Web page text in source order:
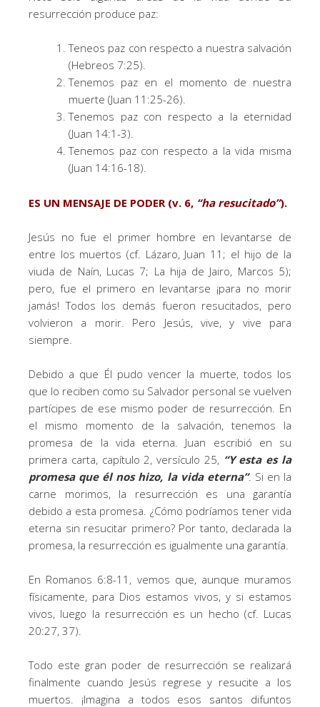
resurrección produce paz:
Teneos paz con respecto a nuestra salvación
(Hebreos 7:25).
Tenemos paz en el momento de nuestra
muerte (Juan 11:25-26).
Tenemos paz con respecto a la eternidad
(Juan 14:1-3).
Tenemos paz con respecto a la vida misma
(Juan 14:16-18).
ES UN MENSAJE DE PODER (v. 6, “ha resucitado”).
Jesús no fue el primer hombre en levantarse de
entre los muertos (cf. Lázaro, Juan 11; el hijo de la
viuda de Naín, Lucas 7; La hija de Jairo, Marcos 5);
pero, fue el primero en levantarse ¡para no morir
jamás! Todos los demás fueron resucitados, pero
volvieron a morir. Pero Jesús, vive, y vive para
siempre.
Debido a que Él pudo vencer la muerte, todos los
que lo reciben como su Salvador personal se vuelven
partícipes de ese mismo poder de resurrección. En
el mismo momento de la salvación, tenemos la
promesa de la vida eterna. Juan escribió en su
primera carta, capítulo 2, versículo 25, “Y esta es la
promesa que él nos hizo, la vida eterna”. Si en la
carne morimos, la resurrección es una garantía
debido a esta promesa. ¿Cómo podríamos tener vida
eterna sin resucitar primero? Por tanto, declarada la
promesa, la resurrección es igualmente una garantía.
En Romanos 6:8-11, vemos que, aunque muramos
físicamente, para Dios estamos vivos, y si estamos
vivos, luego la resurrección es un hecho (cf. Lucas
20:27, 37).
Todo este gran poder de resurrección se realizará
finalmente cuando Jesús regrese y resucite a los
muertos. ¡Imagina a todos esos santos difuntos